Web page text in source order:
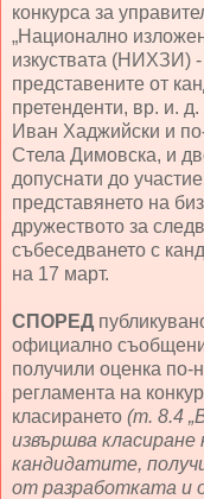
конкурса за
„Национално
изкуствата (НИХЗИ)
представените от
претенденти, вр. и.
Иван Хаджийски и
Стела Димовска, и
допуснати до
представянето на
дружеството за
събеседването с
на 17 март.
СПОРЕД
официално
получили оценка по-
регламента на
класирането (т. 8.4
извършва
кандидатите,
от разработката и